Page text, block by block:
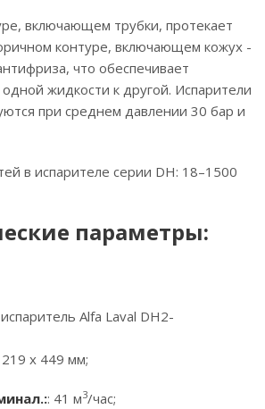
включающем трубки, протекает
контуре, включающем кожух -
что обеспечивает
жидкости к другой. Испарители
при среднем давлении 30 бар и
в испарителе серии DH: 18–1500
параметры:
х 449 мм;
: 41 м3/час;